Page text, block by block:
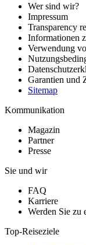
Wer sind wir?
Impressum
Transparency
Informationen
Verwendung
Garantien und
Sitemap
Kommunikation
Magazin
Partner
Presse
Sie und wir
FAQ
Karriere
Werden Sie zu
Top-Reiseziele